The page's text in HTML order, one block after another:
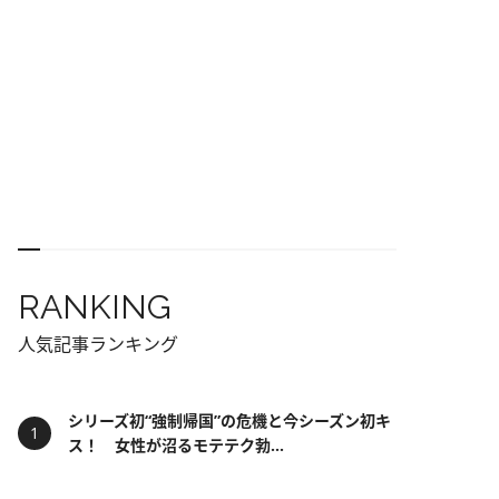
RANKING
人気記事ランキング
シリーズ初“強制帰国”の危機と今シーズン初キ
ス！ 女性が沼るモテテク勃...